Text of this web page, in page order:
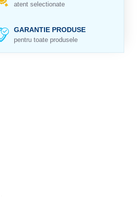
atent selectionate
GARANTIE PRODUSE
pentru toate produsele